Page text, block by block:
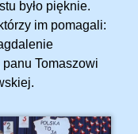
było pięknie.
im pomagali:
Tomaszowi